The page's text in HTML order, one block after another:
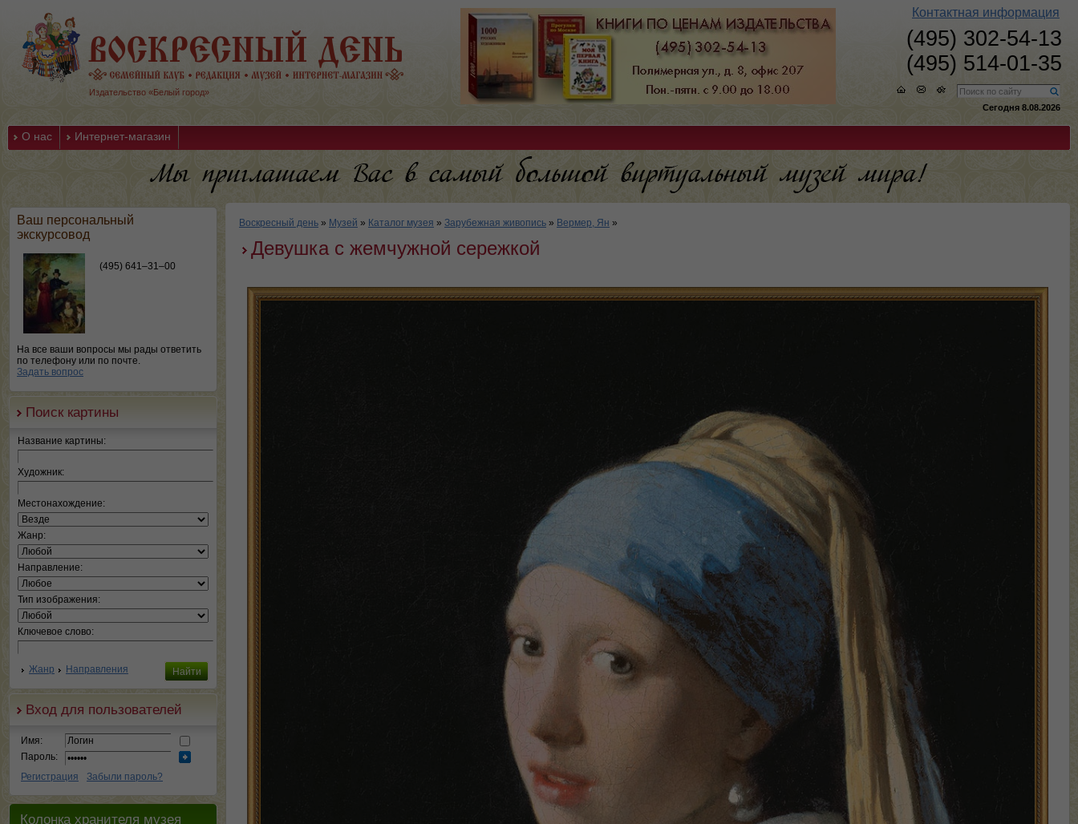
Издательство «Белый город»
Контактная информация
(495) 302-54-13
(495) 514-01-35
Сегодня 8.08.2026
О нас Интернет-магазин
Ваш персональный
экскурсовод
(495) 641–31–00
На все ваши вопросы мы рады ответить
по телефону или по почте.
Задать вопрос
Поиск картины
Название картины:
Художник:
Местонахождение:
Жанр:
Направление:
Тип изображения:
Ключевое слово:
Жанр Направления
Вход для пользователей
Имя:
Пароль:
Регистрация
Забыли пароль?
Колонка хранителя музея
Воскресный день » Музей » Каталог музея » Зарубежная живопись » Вермер, Ян »
Девушка с жемчужной сережкой